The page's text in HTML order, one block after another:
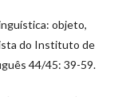
objeto,
do Instituto de
44/45: 39-59.